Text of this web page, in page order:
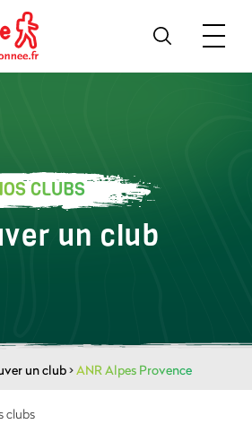
CLUBS
un club
un club>ANR Alpes Provence
clubs